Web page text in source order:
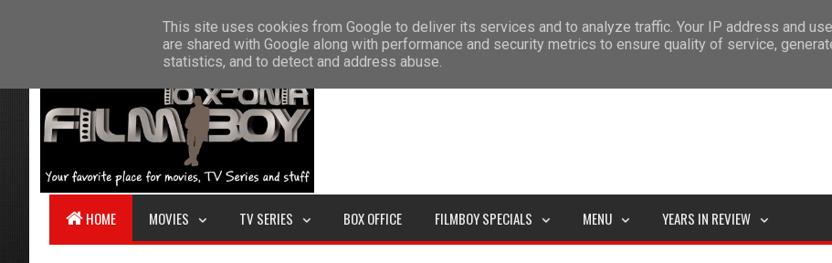
HOME ABOUT US CONTACT SITEMAP
HOME MOVIES TV SERIES BOX OFFICE FILMBOY SPECIALS MENU YEARS IN REVIEW
This site uses cookies from Google to deliver its services and to analyze traffic. Your IP address and
are shared with Google along with performance and security metrics to ensure quality of service,
statistics, and to detect and address abuse.